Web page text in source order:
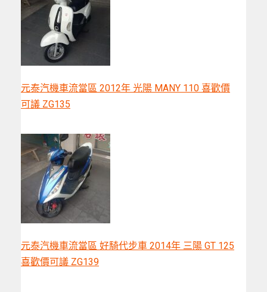
元泰汽機車流當區 2012年 光陽 MANY 110 喜歡價
可議 ZG135
元泰汽機車流當區 好騎代步車 2014年 三陽 GT 125
喜歡價可議 ZG139